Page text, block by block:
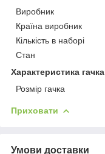
Виробник
Країна виробник
Кількість в наборі
Стан
Характеристика гачка
Розмір гачка
Приховати
Умови доставки